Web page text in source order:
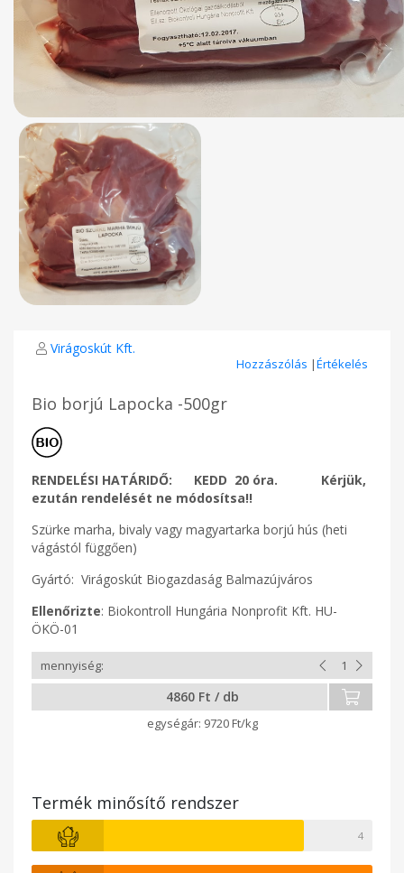
Virágoskút Kft.
Hozzászólás |Értékelés
Bio borjú Lapocka -500gr
RENDELÉSI HATÁRIDŐ: KEDD 20 óra. Kérjük,
ezután rendelését ne módosítsa!!
Szürke marha, bivaly vagy magyartarka borjú hús (heti
vágástól függően)
Gyártó: Virágoskút Biogazdaság Balmazújváros
Ellenőrizte: Biokontroll Hungária Nonprofit Kft. HU-
ÖKÖ-01
4860 Ft / db
9720 Ft/kg
Termék minősítő rendszer
4